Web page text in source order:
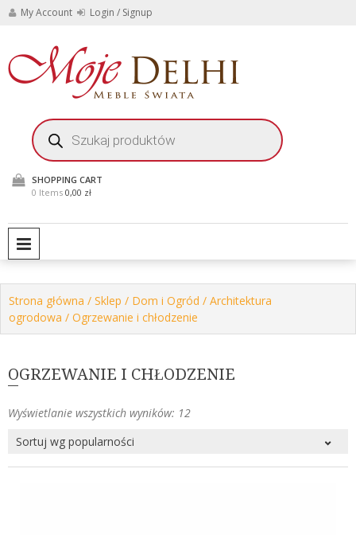
SkipMy Account Login / Signup
Delhi
Meble
Świata
Wyszukiwarka
produktów
SHOPPING CART
0 Items 0,00 zł
Strona główna / Sklep / Dom i Ogród / Architektura
ogrodowa / Ogrzewanie i chłodzenie
OGRZEWANIE I CHŁODZENIE
Wyświetlanie wszystkich wyników: 12Posortowane